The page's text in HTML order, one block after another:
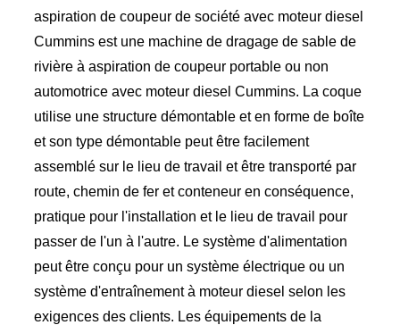
aspiration de coupeur de société avec moteur diesel
Cummins est une machine de dragage de sable de
rivière à aspiration de coupeur portable ou non
automotrice avec moteur diesel Cummins. La coque
utilise une structure démontable et en forme de boîte
et son type démontable peut être facilement
assemblé sur le lieu de travail et être transporté par
route, chemin de fer et conteneur en conséquence,
pratique pour l'installation et le lieu de travail pour
passer de l'un à l'autre. Le système d'alimentation
peut être conçu pour un système électrique ou un
système d'entraînement à moteur diesel selon les
exigences des clients. Les équipements de la